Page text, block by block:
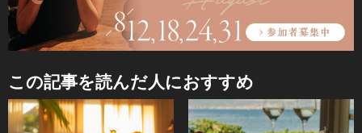
この記事を読んだ人におすすめ